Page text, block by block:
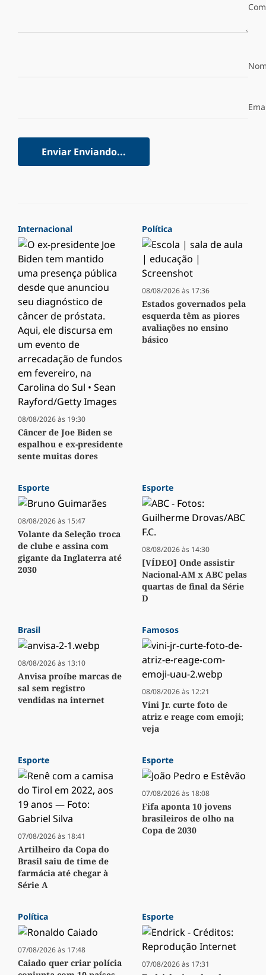
Enviar Enviando...
Internacional
08/08/2026 às 19:30
Câncer de Joe Biden se
espalhou e ex-presidente
sente muitas dores
Política
08/08/2026 às 17:36
Estados governados pela
esquerda têm as piores
avaliações no ensino
básico
Esporte
08/08/2026 às 15:47
Volante da Seleção troca
de clube e assina com
gigante da Inglaterra até
2030
Esporte
08/08/2026 às 14:30
[VÍDEO] Onde assistir
Nacional-AM x ABC pelas
quartas de final da Série
D
Brasil
08/08/2026 às 13:10
Anvisa proíbe marcas de
sal sem registro
vendidas na internet
Famosos
08/08/2026 às 12:21
Vini Jr. curte foto de
atriz e reage com emoji;
veja
Esporte
07/08/2026 às 18:41
Artilheiro da Copa do
Brasil saiu de time de
farmácia até chegar à
Série A
Esporte
07/08/2026 às 18:08
Fifa aponta 10 jovens
brasileiros de olho na
Copa de 2030
Política
07/08/2026 às 17:48
Caiado quer criar polícia
Esporte
07/08/2026 às 17:31